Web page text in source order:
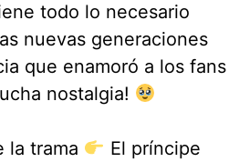
todo lo necesario
nuevas generaciones
que enamoró a los fans
nostalgia!
la trama
El príncipe